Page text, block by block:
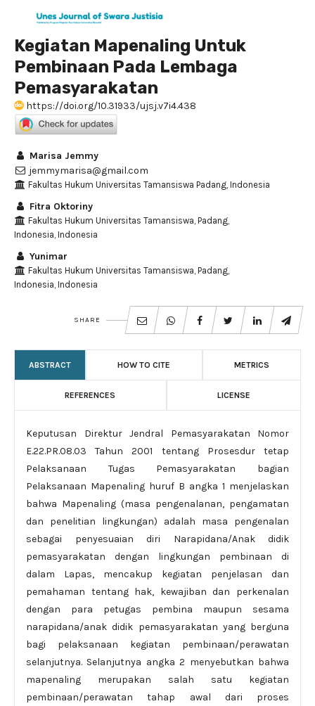
Kegiatan Mapenaling Untuk
Pembinaan Pada Lembaga
Pemasyarakatan
https://doi.org/10.31933/ujsj.v7i4.438
Marisa Jemmy
jemmymarisa@gmail.com
Fakultas Hukum Universitas Tamansiswa Padang, Indonesia
Fitra Oktoriny
Fakultas Hukum Universitas Tamansiswa, Padang,
Indonesia, Indonesia
Yunimar
Fakultas Hukum Universitas Tamansiswa, Padang,
Indonesia, Indonesia
SHARE
ABSTRACT HOW TO CITE METRICS
REFERENCES LICENSE
Keputusan Direktur Jendral Pemasyarakatan Nomor
E.22.PR.08.03 Tahun 2001 tentang Prosesdur tetap
Pelaksanaan Tugas Pemasyarakatan bagian
Pelaksanaan Mapenaling huruf B angka 1 menjelaskan
bahwa Mapenaling (masa pengenalanan, pengamatan
dan penelitian lingkungan) adalah masa pengenalan
sebagai penyesuaian diri Narapidana/Anak didik
pemasyarakatan dengan lingkungan pembinaan di
dalam Lapas, mencakup kegiatan penjelasan dan
pemahaman tentang hak, kewajiban dan perkenalan
dengan para petugas pembina maupun sesama
narapidana/anak didik pemasyarakatan yang berguna
bagi pelaksanaan kegiatan pembinaan/perawatan
selanjutnya. Selanjutnya angka 2 menyebutkan bahwa
mapenaling merupakan salah satu kegiatan
pembinaan/perawatan tahap awal dari proses